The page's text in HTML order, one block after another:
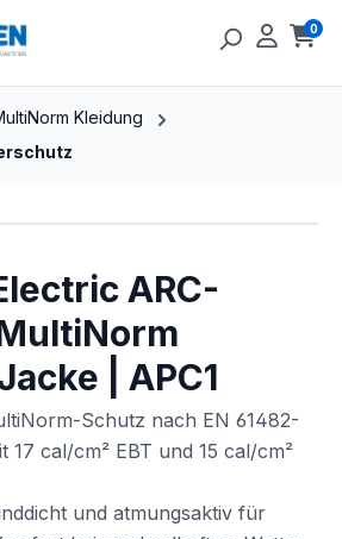
0
Kleidung
ARC-
| APC1
Schutz nach EN 61482-
17 cal/cm² EBT und 15 cal/cm²
und atmungsaktiv für